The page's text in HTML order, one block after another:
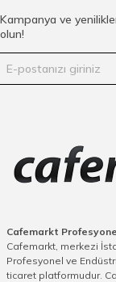
Kampanya ve
olun!
Cafemarkt
Cafemarkt, merkezi
Profesyonel ve
ticaret platformudur.